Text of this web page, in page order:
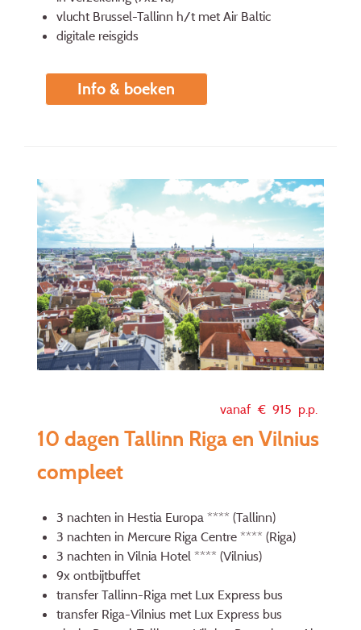
vlucht Brussel-Tallinn h/t met Air Baltic
digitale reisgids
Info & boeken
vanaf € 915 p.p.
10 dagen Tallinn Riga en Vilnius
compleet
3 nachten in Hestia Europa **** (Tallinn)
3 nachten in Mercure Riga Centre **** (Riga)
3 nachten in Vilnia Hotel **** (Vilnius)
9x ontbijtbuffet
transfer Tallinn-Riga met Lux Express bus
transfer Riga-Vilnius met Lux Express bus